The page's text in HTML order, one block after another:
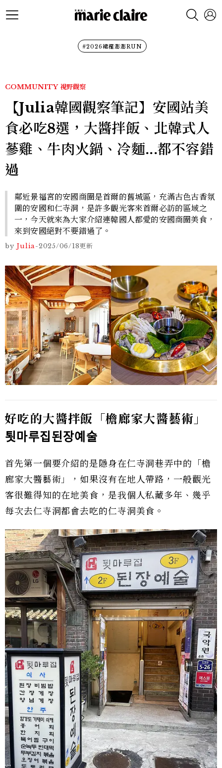
#2026裙襬澎澎RUN
COMMUNITY 視野觀察
【Julia韓國觀察筆記】安國站美
食必吃8選，大醬拌飯、北韓式人
蔘雞、牛肉火鍋、冷麵...都不容錯
過
鄰近景福宮的安國商圈是首爾的舊城區，充滿古色古香氛
圍的安國和仁寺洞，是許多觀光客來首爾必訪的區域之
一，今天就來為大家介紹連韓國人都愛的安國商圈美食，
來到安國絕對不要錯過了。
by Julia-2025/06/18更新
好吃的大醬拌飯「檐廊家大醬藝術」
툇마루집된장예술
首先第一個要介紹的是隱身在仁寺洞巷弄中的「檐
廊家大醬藝術」，如果沒有在地人帶路，一般觀光
客很難得知的在地美食，是我個人私藏多年、幾乎
每次去仁寺洞都會去吃的仁寺洞美食。